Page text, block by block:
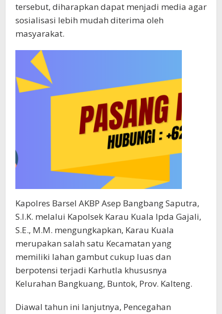
tersebut, diharapkan dapat menjadi media agar
sosialisasi lebih mudah diterima oleh
masyarakat.
Kapolres Barsel AKBP Asep Bangbang Saputra,
S.I.K. melalui Kapolsek Karau Kuala Ipda Gajali,
S.E., M.M. mengungkapkan, Karau Kuala
merupakan salah satu Kecamatan yang
memiliki lahan gambut cukup luas dan
berpotensi terjadi Karhutla khususnya
Kelurahan Bangkuang, Buntok, Prov. Kalteng.
Diawal tahun ini lanjutnya, Pencegahan